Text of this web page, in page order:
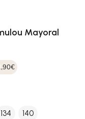
Mayoral
134 140